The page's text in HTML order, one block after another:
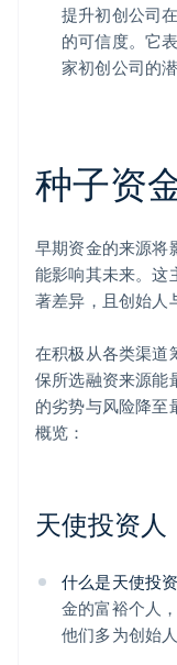
提升初创公司
的可信度。它
家初创公司的潜
种子资
早期资金的来源将
能影响其未来。这
著差异，且创始人
在积极从各类渠道
保所选融资来源能
的劣势与风险降至
概览：
天使投资人
什么是天使投
金的富裕个人
他们多为创始